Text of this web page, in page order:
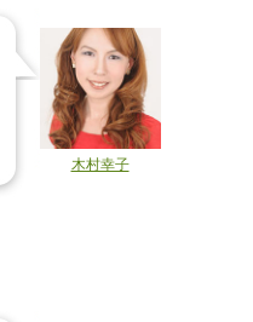
木村幸子